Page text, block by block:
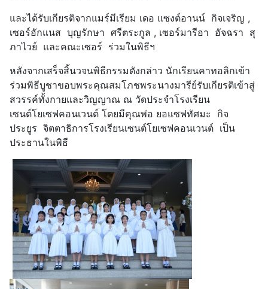
และได้รับเกียรติจากแมร์มีเรียม เดอ แซงต์อานน์ กิจเจริญ ,
เซอร์อักแนส บุญรักษา ศรีตระกูล , เซอร์มารีอา อัจฉรา สุ
ภาไวย์ และคณะเซอร์ ร่วมในพิธีฯ
หลังจากเสร็จสิ้นวจนพิธีกรรมดังกล่าว นักเรียนคาทอลิกเข้า
ร่วมพิธีบูชาขอบพระคุณสมโภชพระนางมารีย์รับเกียรติเข้าสู่
สวรรค์ทั้งกายและวิญญาณ ณ วัดประจำโรงเรียน
เซนต์โยเซฟคอนเวนต์ โดยมีคุณพ่อ ยอแซฟทัศมะ กิจ
ประยูร จิตตาธิการโรงเรียนเซนต์โยเซฟคอนเวนต์ เป็น
ประธานในพิธี